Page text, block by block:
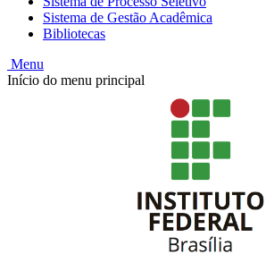
Sistema de Gestão Acadêmica
Bibliotecas
Menu
Início do menu principal